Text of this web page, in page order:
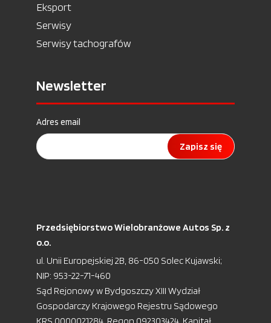
Eksport
Serwisy
Serwisy tachografów
Newsletter
Adres email
Zapisz się
Przedsiębiorstwo Wielobranżowe Autos Sp. z
o.o.
ul. Unii Europejskiej 2B, 86-050 Solec Kujawski;
NIP: 953-22-71-460
Sąd Rejonowy w Bydgoszczy XIII Wydział
Gospodarczy Krajowego Rejestru Sądowego